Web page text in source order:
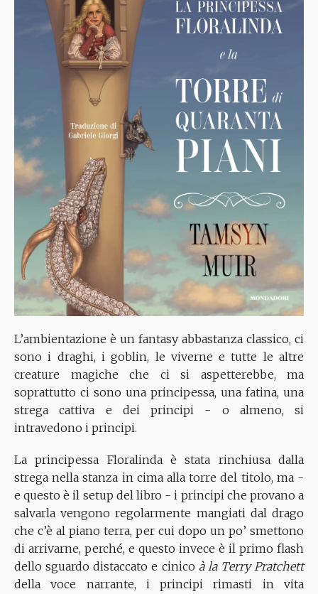
L’ambientazione è un fantasy abbastanza classico, ci
sono i draghi, i goblin, le viverne e tutte le altre
creature magiche che ci si aspetterebbe, ma
soprattutto ci sono una principessa, una fatina, una
strega cattiva e dei principi - o almeno, si
intravedono i principi.
La principessa Floralinda è stata rinchiusa dalla
strega nella stanza in cima alla torre del titolo, ma -
e questo è il setup del libro - i principi che provano a
salvarla vengono regolarmente mangiati dal drago
che c’è al piano terra, per cui dopo un po’ smettono
di arrivarne, perché, e questo invece è il primo flash
dello sguardo distaccato e cinico à la Terry Pratchett
della voce narrante, i principi rimasti in vita